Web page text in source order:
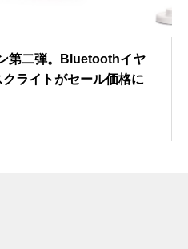
第二弾。Bluetoothイヤ
ライトがセール価格に